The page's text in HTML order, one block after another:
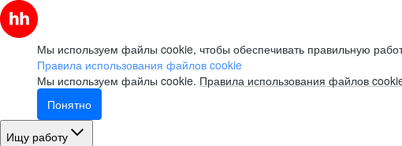
Мы используем файлы cookie, чтобы обеспечивать правильную
Правила использования файлов cookie
Мы используем файлы cookie. Правила использования файлов
Понятно
Ищу работу